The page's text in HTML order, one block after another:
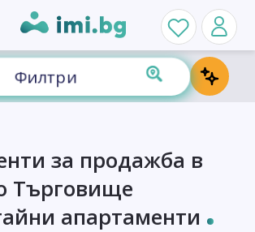
Филтри
за продажба в
Търговище
апартаменти